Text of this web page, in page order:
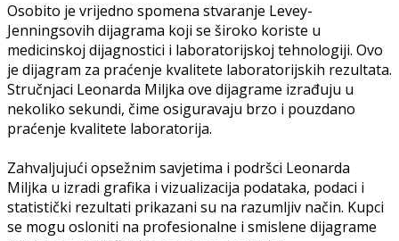
Osobito je vrijedno spomena stvaranje Levey-
Jenningsovih dijagrama koji se široko koriste u
medicinskoj dijagnostici i laboratorijskoj tehnologiji. Ovo
je dijagram za praćenje kvalitete laboratorijskih rezultata.
Stručnjaci Leonarda Miljka ove dijagrame izrađuju u
nekoliko sekundi, čime osiguravaju brzo i pouzdano
praćenje kvalitete laboratorija.
Zahvaljujući opsežnim savjetima i podršci Leonarda
Miljka u izradi grafika i vizualizacija podataka, podaci i
statistički rezultati prikazani su na razumljiv način. Kupci
se mogu osloniti na profesionalne i smislene dijagrame